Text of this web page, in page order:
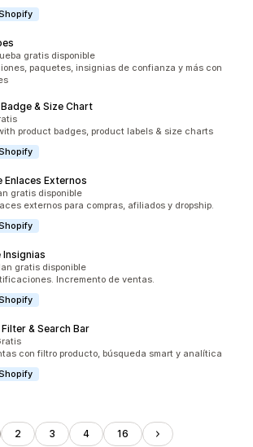
totalgratis disponible
paquetes, insignias de confianza y más con
& Size Chart
total
product badges, product labels & size charts
Enlaces Externos
total
gratis disponible
externos para compras, afiliados y dropship.
total
gratis disponible
Incremento de ventas.
& Search Bar
total
con filtro producto, búsqueda smart y analítica
2 3 4 16